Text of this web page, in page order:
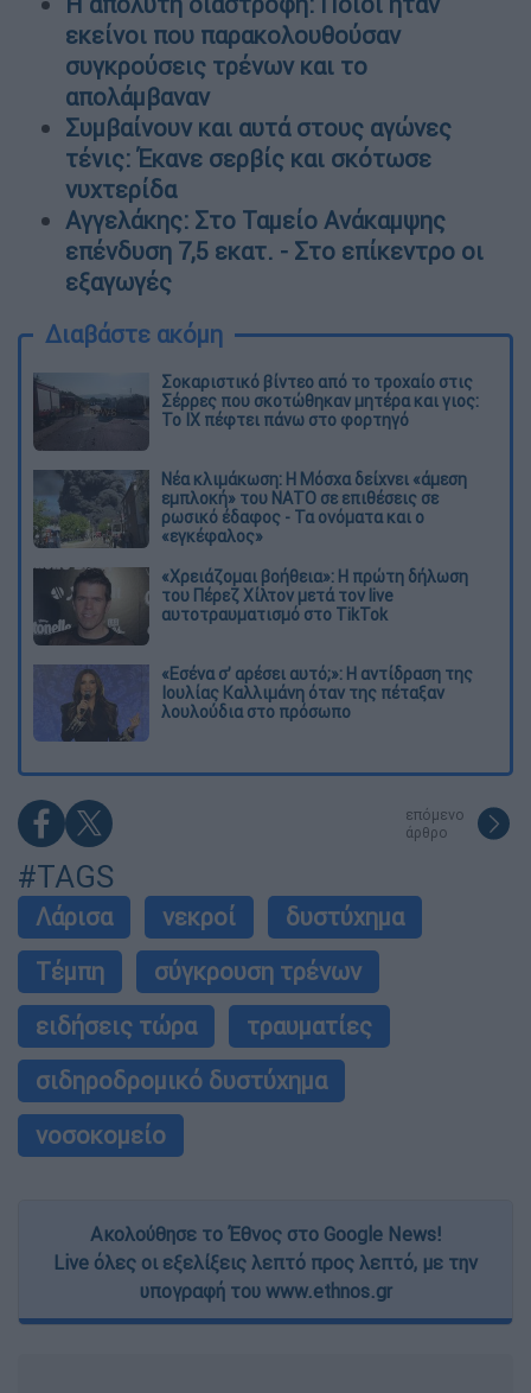
εκείνοι που παρακολουθούσαν
συγκρούσεις τρένων και το
απολάμβαναν
Συμβαίνουν και αυτά στους αγώνες
τένις: Έκανε σερβίς και σκότωσε
νυχτερίδα
Αγγελάκης: Στο Ταμείο Ανάκαμψης
επένδυση 7,5 εκατ. - Στο επίκεντρο οι
εξαγωγές
Διαβάστε ακόμη
Σοκαριστικό βίντεο από το τροχαίο στις
Σέρρες που σκοτώθηκαν μητέρα και γιος:
Το ΙΧ πέφτει πάνω στο φορτηγό
Νέα κλιμάκωση: Η Μόσχα δείχνει «άμεση
εμπλοκή» του ΝΑΤΟ σε επιθέσεις σε
ρωσικό έδαφος - Τα ονόματα και ο
«εγκέφαλος»
«Χρειάζομαι βοήθεια»: Η πρώτη δήλωση
του Πέρεζ Χίλτον μετά τον live
αυτοτραυματισμό στο TikTok
«Εσένα σ’ αρέσει αυτό;»: Η αντίδραση της
Ιουλίας Καλλιμάνη όταν της πέταξαν
λουλούδια στο πρόσωπο
επόμενο
άρθρο
#TAGS
Λάρισα νεκροί
δυστύχημα
Τέμπη
σύγκρουση τρένων
ειδήσεις τώρα
τραυματίες
σιδηροδρομικό δυστύχημα
νοσοκομείο
Ακολούθησε το Έθνος στο Google News!
Live όλες οι εξελίξεις λεπτό προς λεπτό, με την
υπογραφή του www.ethnos.gr